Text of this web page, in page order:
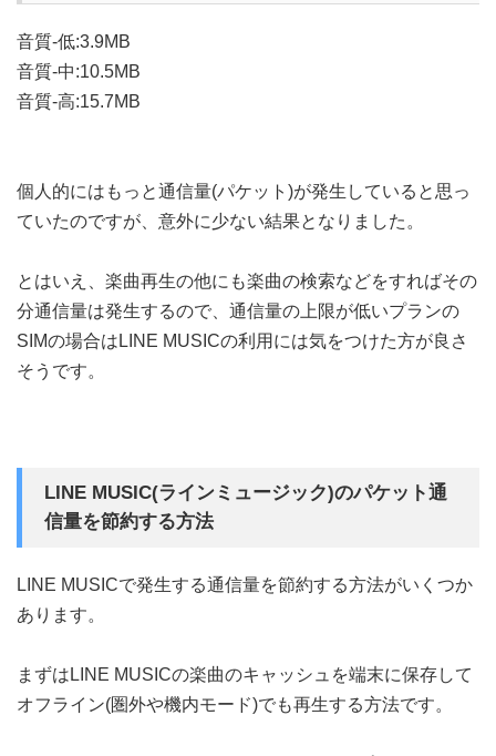
音質-低:3.9MB
音質-中:10.5MB
音質-高:15.7MB
個人的にはもっと通信量(パケット)が発生していると思っ
ていたのですが、意外に少ない結果となりました。
とはいえ、楽曲再生の他にも楽曲の検索などをすればその
分通信量は発生するので、通信量の上限が低いプランの
SIMの場合はLINE MUSICの利用には気をつけた方が良さ
そうです。
LINE MUSIC(ラインミュージック)のパケット通
信量を節約する方法
LINE MUSICで発生する通信量を節約する方法がいくつか
あります。
まずはLINE MUSICの楽曲のキャッシュを端末に保存して
オフライン(圏外や機内モード)でも再生する方法です。